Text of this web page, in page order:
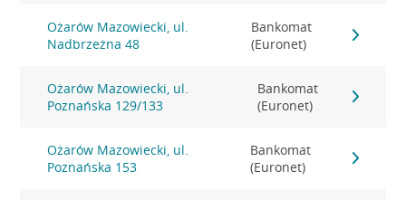
Ożarów Mazowiecki, ul.
Nadbrzeżna 48
Bankomat
(Euronet)
Ożarów Mazowiecki, ul.
Poznańska 129/133
Bankomat
(Euronet)
Ożarów Mazowiecki, ul.
Poznańska 153
Bankomat
(Euronet)